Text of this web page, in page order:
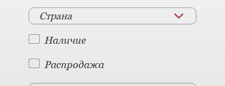
Страна
Наличие
Распродажа